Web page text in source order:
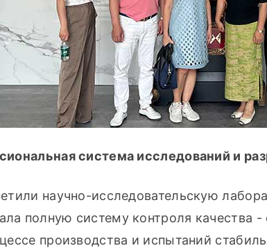
система исследований и
научно-исследовательскую
полную систему контроля качества
производства и испытаний